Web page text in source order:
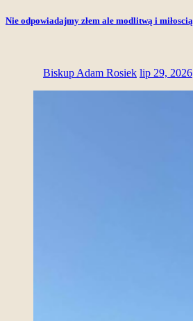
Nie odpowiadajmy złem ale modlitwą i miłoscią
Biskup Adam Rosiek lip 29, 2026